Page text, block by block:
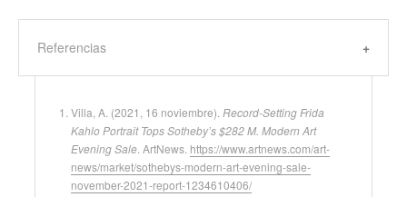
Referencias
Villa, A. (2021, 16 noviembre).Record-Setting Frida
Kahlo Portrait Tops Sotheby’s $282 M. Modern Art
Evening Sale. ArtNews. https://www.artnews.com/art-
news/market/sothebys-modern-art-evening-sale-
november-2021-report-1234610406/